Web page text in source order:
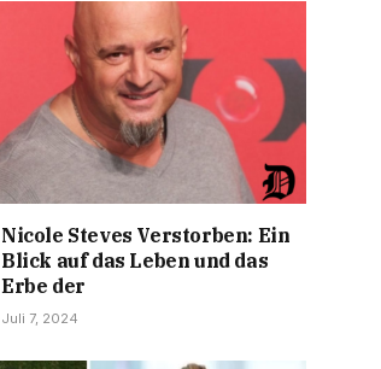
Nicole Steves Verstorben: Ein
Blick auf das Leben und das
Erbe der
Juli 7, 2024